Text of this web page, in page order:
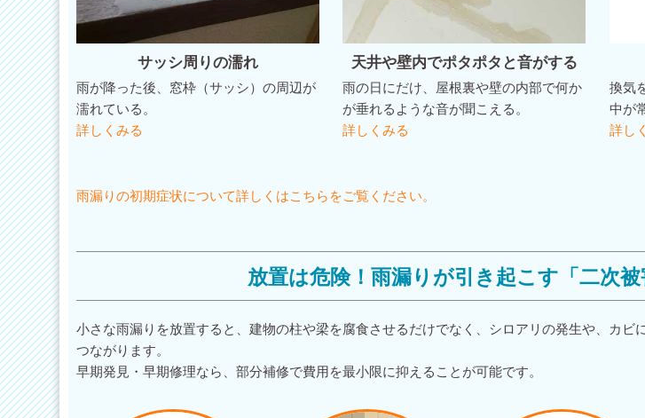
サッシ周りの濡れ
雨が降った後、窓枠（サッシ）の周辺が
濡れている。
詳しくみる
天井や壁内でポタポタと音がする
雨の日にだけ、屋根裏や壁の内部で何か
が垂れるような音が聞こえる。
詳しくみる
換気
中が
詳し
雨漏りの初期症状について詳しくはこちらをご覧ください。
放置は危険！雨漏りが引き起こす「二次被
小さな雨漏りを放置すると、建物の柱や梁を腐食させるだけでなく、シロアリの発生や、カビ
つながります。
早期発見・早期修理なら、部分補修で費用を最小限に抑えることが可能です。